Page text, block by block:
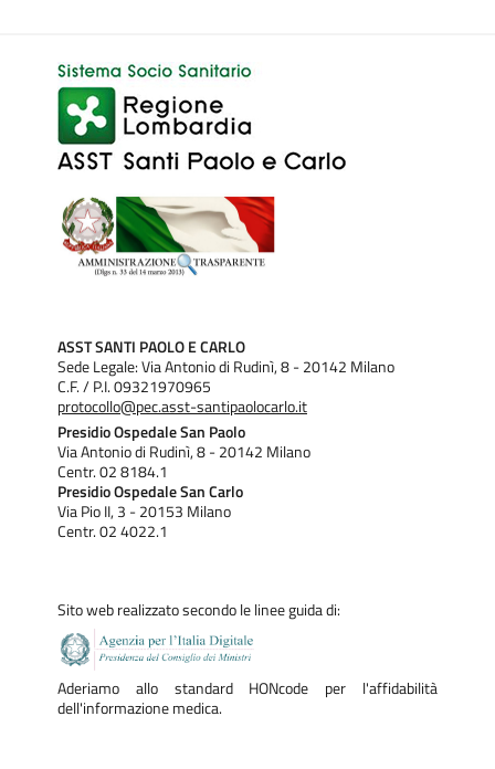
ASST SANTI PAOLO E CARLO
Sede Legale: Via Antonio di Rudinì, 8 - 20142 Milano
C.F. / P.I. 09321970965
protocollo@pec.asst-santipaolocarlo.it
Presidio Ospedale San Paolo
Via Antonio di Rudinì, 8 - 20142 Milano
Centr. 02 8184.1
Presidio Ospedale San Carlo
Via Pio II, 3 - 20153 Milano
Centr. 02 4022.1
Sito web realizzato secondo le linee guida di:
Aderiamo allo standard HONcode per l'affidabilità
dell'informazione medica.